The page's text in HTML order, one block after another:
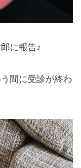
に報告♪
間に受診が終わ